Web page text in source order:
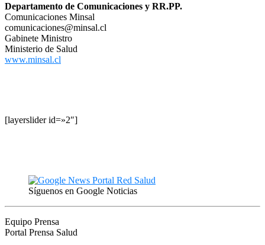
Departamento de Comunicaciones y RR.PP.
Comunicaciones Minsal
comunicaciones@minsal.cl
Gabinete Ministro
Ministerio de Salud
www.minsal.cl
[layerslider id=»2″]
Síguenos en Google Noticias
Equipo Prensa
Portal Prensa Salud